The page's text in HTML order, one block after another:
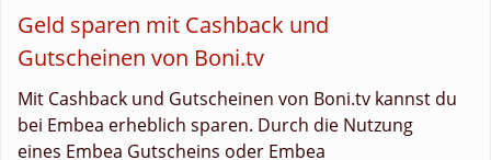
Geld sparen mit Cashback und
Gutscheinen von Boni.tv
Mit Cashback und Gutscheinen von Boni.tv kannst du
bei Embea erheblich sparen. Durch die Nutzung
eines Embea Gutscheins oder Embea